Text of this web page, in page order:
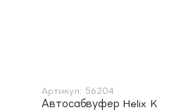
Артикул: 56204
Автосабвуфер Helix K